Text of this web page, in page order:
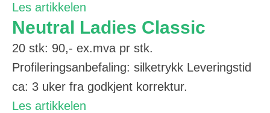
Les artikkelen
Neutral Ladies Classic
20 stk: 90,- ex.mva pr stk.
Profileringsanbefaling: silketrykk Leveringstid
ca: 3 uker fra godkjent korrektur.
Les artikkelen